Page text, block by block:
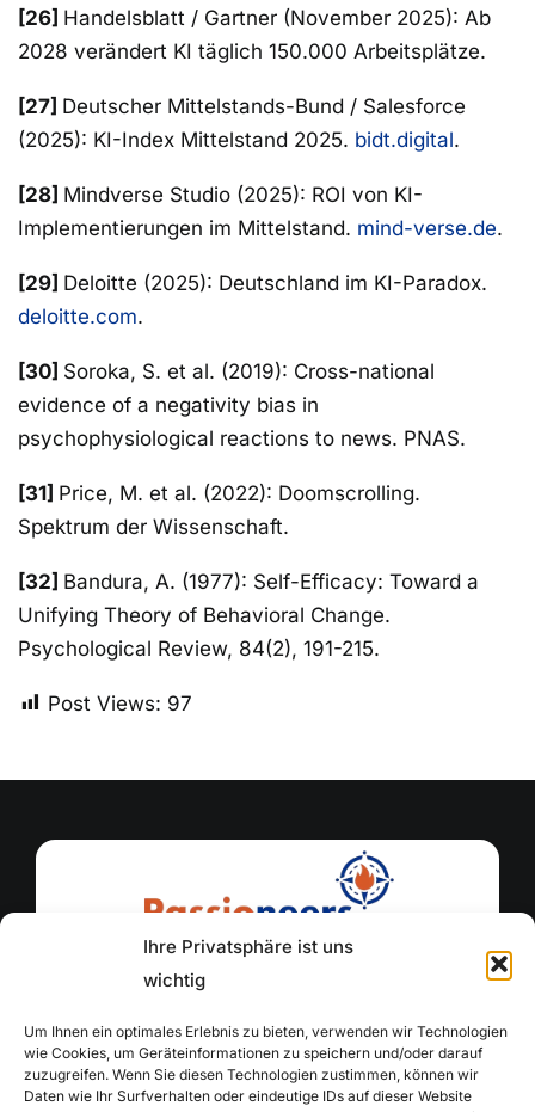
Ihre Privatsphäre ist uns
wichtig
Um Ihnen ein optimales Erlebnis zu bieten, verwenden wir Technologien
wie Cookies, um Geräteinformationen zu speichern und/oder darauf
zuzugreifen. Wenn Sie diesen Technologien zustimmen, können wir
Daten wie Ihr Surfverhalten oder eindeutige IDs auf dieser Website
[26] Handelsblatt / Gartner (November 2025): Ab
2028 verändert KI täglich 150.000 Arbeitsplätze.
[27] Deutscher Mittelstands-Bund / Salesforce
(2025): KI-Index Mittelstand 2025. bidt.digital.
[28] Mindverse Studio (2025): ROI von KI-
Implementierungen im Mittelstand. mind-verse.de.
[29] Deloitte (2025): Deutschland im KI-Paradox.
deloitte.com.
[30] Soroka, S. et al. (2019): Cross-national
evidence of a negativity bias in
psychophysiological reactions to news. PNAS.
[31] Price, M. et al. (2022): Doomscrolling.
Spektrum der Wissenschaft.
[32] Bandura, A. (1977): Self-Efficacy: Toward a
Unifying Theory of Behavioral Change.
Psychological Review, 84(2), 191-215.
Post Views: 97
Wir freuen uns, dass du da bist!
FIRMENSITZ
Passioneers GmbH